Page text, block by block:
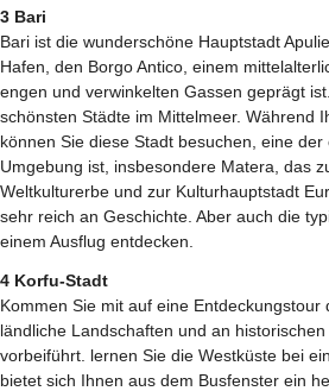
3 Bari
Bari ist die wunderschöne Hauptstadt
Hafen, den Borgo Antico, einem
engen und verwinkelten Gassen geprägt
schönsten Städte im Mittelmeer. Während
können Sie diese Stadt besuchen, eine
Umgebung ist, insbesondere Matera, das
Weltkulturerbe und zur Kulturhauptstadt
sehr reich an Geschichte. Aber auch die
einem Ausflug entdecken.
4 Korfu-Stadt
Kommen Sie mit auf eine Entdeckungstour
ländliche Landschaften und an
vorbeiführt. lernen Sie die Westküste bei
bietet sich Ihnen aus dem Busfenster ein